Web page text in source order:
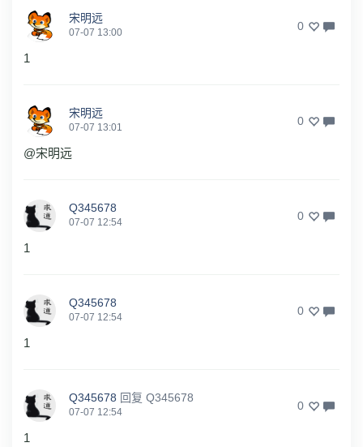
宋明远
07-07 13:00 0
1
宋明远
07-07 13:01 0
@宋明远
Q345678
07-07 12:54 0
1
Q345678
07-07 12:54 0
1
Q345678 回复 Q345678
07-07 12:54 0
1